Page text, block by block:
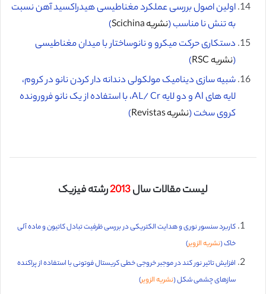
اولین اصول بررسی عملکرد مغناطیسی هیدراکسید آهن نسبت
به تنش نا مناسب (نشریه Scichina
)
دستکاری حرکت میکرو و نانوساختار با میدان مغناطیسی
(نشریه RSC
)
شبیه سازی دینامیک مولکولی دندانه دار کردن نانو در کروم،
لایه های Al و دو لایه AL/ Cr، با استفاده از یک نانو فرورونده
کروی سخت (نشریه Revistas )
لیست مقالات سال2013رشته فیزیک
کاربرد سنسور نوری و هدایت الکتریکی در بررسی ظرفیت تبادل کاتیون و ماده آلی
خاک (نشریه الزویر)
افزایش تاثیر نور کند در موجبر خروجی خطی کریستال فوتونی با استفاده از پراکنده
سازهای چشمی شکل (نشریه الزویر)